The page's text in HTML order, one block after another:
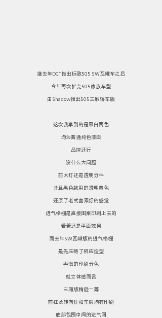
继去年DCT推出标致505 SW瓦罐车之后
今年再次扩充505家族车型
由Shadow推出505三厢轿车版
这次我拿到的是黑白两色
均为普通纯色漆面
品控还行
没什么大问题
前大灯还是透明分件
并且黑色款用的透明黄色
还原了老式卤素灯的感觉
进气格栅是直接图案印刷上去的
看着还是平面效果
而去年SW瓦罐版的进气格栅
是先压铸了相应造型
再做的印刷分色
就立体感而言
三厢版稍逊一筹
前杠及转向灯和车牌均有印刷
底部包围中间的进气网